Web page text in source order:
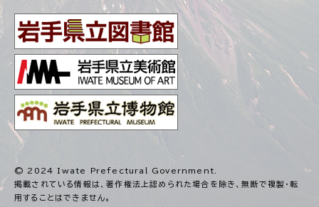
© 2024 Iwate Prefectural Government.
掲載されている情報は、著作権法上認められた場合を除き、無断で複製・転
用することはできません。